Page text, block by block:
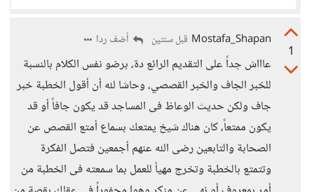
1
Mostafa_Shapan قبل سنتين أضف ردا
عاااش جداً على التقديم الرائع دة، برضو نفس الكلام بالنسبة
للخبر الجاف والخبر القصصي، وحاشا لله أن أقول الخطبة خبر
جاف ولكن حديث الوعاظ فى المساجد قد يكون جافاً أو قد
يكون ممتعاً، كان هناك شيخ يمتعك بسماع أمتع القصص عن
الصحابة والتابعين رضى الله عنهم أجمعين فتصل الفكرة
وتتمتع بالخطبة وتخرج مهيأ للعمل بما سمعته فى الخطبة من